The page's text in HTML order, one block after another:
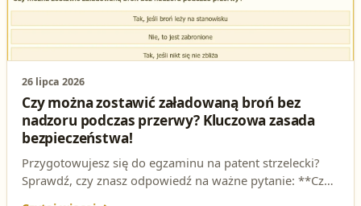
26 lipca 2026
Czy można zostawić załadowaną broń bez
nadzoru podczas przerwy? Kluczowa zasada
bezpieczeństwa!
Przygotowujesz się do egzaminu na patent strzelecki?
Sprawdź, czy znasz odpowiedź na ważne pytanie: **Czy